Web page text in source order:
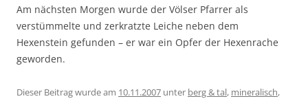
Am nächsten Morgen wurde der Völser Pfarrer als
verstümmelte und zerkratzte Leiche neben dem
Hexenstein gefunden – er war ein Opfer der Hexenrache
geworden.
Dieser Beitrag wurde am 10.11.2007 unter berg & tal, mineralisch,